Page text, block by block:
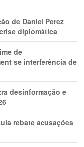
de Daniel Perez
diplomática
de
se interferência de
desinformação e
rebate acusações